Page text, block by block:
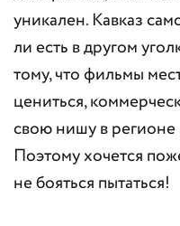
уникален. Кавказ
ли есть в другом
тому, что фильмы
цениться,
свою нишу в регионе
Поэтому хочется
не бояться пытаться!